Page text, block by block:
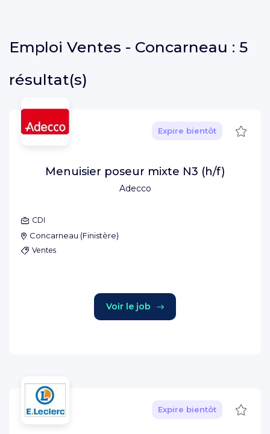
Emploi Ventes - Concarneau : 5
résultat(s)
Adecco
Expire bientôt
Menuisier poseur mixte N3 (h/f)
CDI
Concarneau (Finistère)
Ventes
Voir le job
Expire bientôt